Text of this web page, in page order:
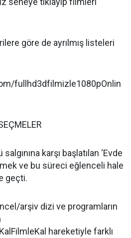
göre de ayrılmış listeleri
fullhd3dfilmizle1080pOnlin
karşı başlatılan ‘Evde
ve bu süreci eğlenceli hale
geçti.
arşiv dizi ve programların
hareketiyle farklı